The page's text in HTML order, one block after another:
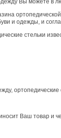
Вы можете в
и одежды, и
стельки
Ваш товар и